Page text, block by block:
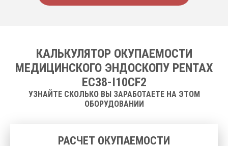
КАЛЬКУЛЯТОР ОКУПАЕМОСТИ
МЕДИЦИНСКОГО ЭНДОСКОПУ PENTAX
EC38-I10CF2
УЗНАЙТЕ СКОЛЬКО ВЫ ЗАРАБОТАЕТЕ НА ЭТОМ
ОБОРУДОВАНИИ
РАСЧЕТ ОКУПАЕМОСТИ